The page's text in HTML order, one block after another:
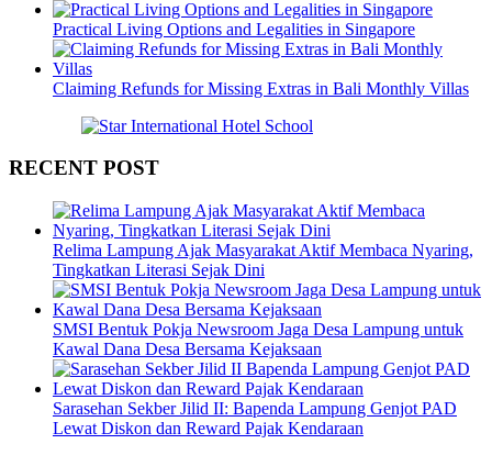
Practical Living Options and Legalities in Singapore
Claiming Refunds for Missing Extras in Bali Monthly Villas
RECENT POST
Relima Lampung Ajak Masyarakat Aktif Membaca Nyaring,
Tingkatkan Literasi Sejak Dini
SMSI Bentuk Pokja Newsroom Jaga Desa Lampung untuk
Kawal Dana Desa Bersama Kejaksaan
Sarasehan Sekber Jilid II: Bapenda Lampung Genjot PAD
Lewat Diskon dan Reward Pajak Kendaraan